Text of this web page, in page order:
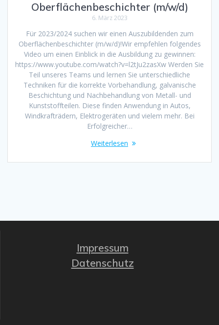
Oberflächenbeschichter (m/w/d)
6. März 2023
Für 2023/2024 suchen wir einen Auszubildenden zum
Oberflächenbeschichter (m/w/d)!Wir empfehlen folgendes
Video um einen Einblick in die Ausbildung zu gewinnen:
https://www.youtube.com/watch?v=l2tJu2zasXw Werden Sie
Teil unseres Teams und lernen Sie unterschiedliche
Techniken für die korrekte Vorbehandlung, galvanische
Beschichtung und Nachbehandlung von Metall- und
Kunststoffteilen. Diese finden Anwendung in Autos,
Windkrafträdern, Elektrogeräten und vielem mehr. Bei
Erfolgreicher…
Weiterlesen
Impressum
Datenschutz